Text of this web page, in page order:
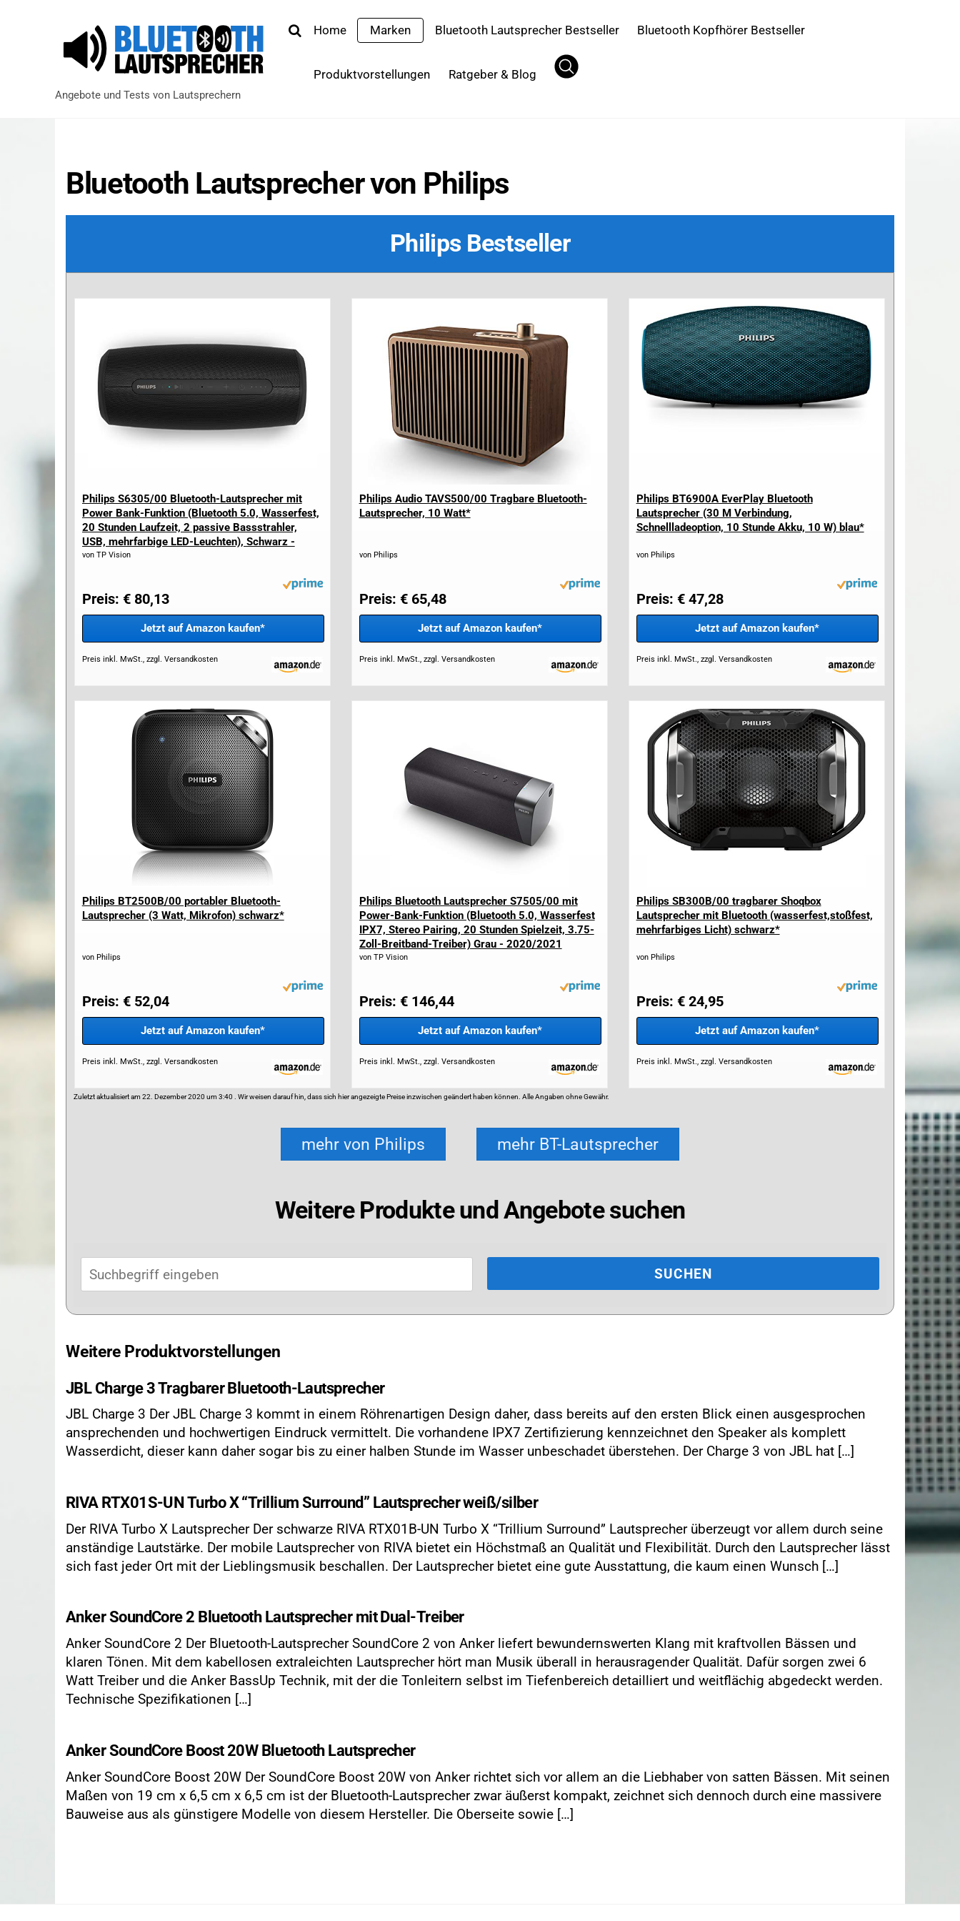
Angebote und Tests von Lautsprechern
Home Marken Bluetooth Lautsprecher Bestseller Bluetooth Kopfhörer Bestseller
Produktvorstellungen Ratgeber & Blog
Bluetooth Lautsprecher von Philips
Philips Bestseller
Philips S6305/00 Bluetooth-Lautsprecher mit
Power Bank-Funktion (Bluetooth 5.0, Wasserfest,
20 Stunden Laufzeit, 2 passive Bassstrahler,
USB, mehrfarbige LED-Leuchten), Schwarz -
2020/2021 Modell*
von TP Vision
Preis: € 80,13
Jetzt auf Amazon kaufen*
Preis inkl. MwSt., zzgl. Versandkosten
Philips Audio TAVS500/00 Tragbare Bluetooth-
Lautsprecher, 10 Watt*
von Philips
Preis: € 65,48
Jetzt auf Amazon kaufen*
Preis inkl. MwSt., zzgl. Versandkosten
Philips BT6900A EverPlay Bluetooth
Lautsprecher (30 M Verbindung,
Schnellladeoption, 10 Stunde Akku, 10 W) blau*
von Philips
Preis: € 47,28
Jetzt auf Amazon kaufen*
Preis inkl. MwSt., zzgl. Versandkosten
Philips BT2500B/00 portabler Bluetooth-
Lautsprecher (3 Watt, Mikrofon) schwarz*
von Philips
Preis: € 52,04
Jetzt auf Amazon kaufen*
Preis inkl. MwSt., zzgl. Versandkosten
Philips Bluetooth Lautsprecher S7505/00 mit
Power-Bank-Funktion (Bluetooth 5.0, Wasserfest
IPX7, Stereo Pairing, 20 Stunden Spielzeit, 3.75-
Zoll-Breitband-Treiber) Grau - 2020/2021
Modell*
von TP Vision
Preis: € 146,44
Jetzt auf Amazon kaufen*
Preis inkl. MwSt., zzgl. Versandkosten
Philips SB300B/00 tragbarer Shoqbox
Lautsprecher mit Bluetooth (wasserfest,stoßfest,
mehrfarbiges Licht) schwarz*
von Philips
Preis: € 24,95
Jetzt auf Amazon kaufen*
Preis inkl. MwSt., zzgl. Versandkosten
Zuletzt aktualisiert am 22. Dezember 2020 um 3:40 . Wir weisen darauf hin, dass sich hier angezeigte Preise inzwischen geändert haben können. Alle Angaben ohne Gewähr.
mehr von Philips mehr BT-Lautsprecher
Weitere Produkte und Angebote suchen
Weitere Produktvorstellungen
JBL Charge 3 Tragbarer Bluetooth-Lautsprecher
JBL Charge 3 Der JBL Charge 3 kommt in einem Röhrenartigen Design daher, dass bereits auf den ersten Blick einen ausgesprochen
ansprechenden und hochwertigen Eindruck vermittelt. Die vorhandene IPX7 Zertifizierung kennzeichnet den Speaker als komplett
Wasserdicht, dieser kann daher sogar bis zu einer halben Stunde im Wasser unbeschadet überstehen. Der Charge 3 von JBL hat […]
RIVA RTX01S-UN Turbo X “Trillium Surround” Lautsprecher weiß/silber
Der RIVA Turbo X Lautsprecher Der schwarze RIVA RTX01B-UN Turbo X “Trillium Surround” Lautsprecher überzeugt vor allem durch seine
anständige Lautstärke. Der mobile Lautsprecher von RIVA bietet ein Höchstmaß an Qualität und Flexibilität. Durch den Lautsprecher lässt
sich fast jeder Ort mit der Lieblingsmusik beschallen. Der Lautsprecher bietet eine gute Ausstattung, die kaum einen Wunsch […]
Anker SoundCore 2 Bluetooth Lautsprecher mit Dual-Treiber
Anker SoundCore 2 Der Bluetooth-Lautsprecher SoundCore 2 von Anker liefert bewundernswerten Klang mit kraftvollen Bässen und
klaren Tönen. Mit dem kabellosen extraleichten Lautsprecher hört man Musik überall in herausragender Qualität. Dafür sorgen zwei 6
Watt Treiber und die Anker BassUp Technik, mit der die Tonleitern selbst im Tiefenbereich detailliert und weitflächig abgedeckt werden.
Technische Spezifikationen […]
Anker SoundCore Boost 20W Bluetooth Lautsprecher
Anker SoundCore Boost 20W Der SoundCore Boost 20W von Anker richtet sich vor allem an die Liebhaber von satten Bässen. Mit seinen
Maßen von 19 cm x 6,5 cm x 6,5 cm ist der Bluetooth-Lautsprecher zwar äußerst kompakt, zeichnet sich dennoch durch eine massivere
Bauweise aus als günstigere Modelle von diesem Hersteller. Die Oberseite sowie […]